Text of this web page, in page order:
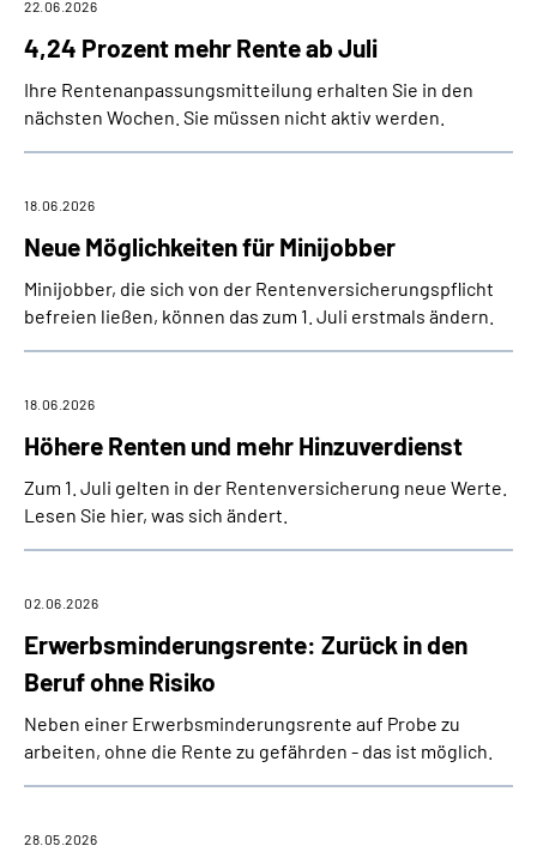
4,24 Prozent mehr Rente ab Juli
22.06.2026
Ihre Rentenanpassungsmitteilung erhalten Sie in den
nächsten Wochen. Sie müssen nicht aktiv werden.
Neue Möglichkeiten für Minijobber
18.06.2026
Minijobber, die sich von der Rentenversicherungspflicht
befreien ließen, können das zum 1. Juli erstmals ändern.
Höhere Renten und mehr Hinzuverdienst
18.06.2026
Zum 1. Juli gelten in der Rentenversicherung neue Werte.
Lesen Sie hier, was sich ändert.
Erwerbsminderungsrente: Zurück in den
Beruf ohne Risiko
02.06.2026
Neben einer Erwerbsminderungsrente auf Probe zu
arbeiten, ohne die Rente zu gefährden - das ist möglich.
28.05.2026